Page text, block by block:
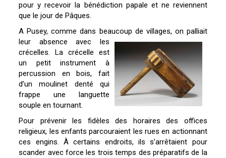
pour y recevoir la bénédiction papale et ne reviennent
que le jour de Pâques.
A Pusey, comme dans beaucoup de villages, on palliait
leur absence avec les
crécelles. La crécelle est
un petit instrument à
percussion en bois, fait
d’un moulinet denté qui
frappe une languette
souple en tournant.
Pour prévenir les fidèles des horaires des offices
religieux, les enfants parcouraient les rues en actionnant
ces engins. À certains endroits, ils s’arrêtaient pour
scander avec force les trois temps des préparatifs de la